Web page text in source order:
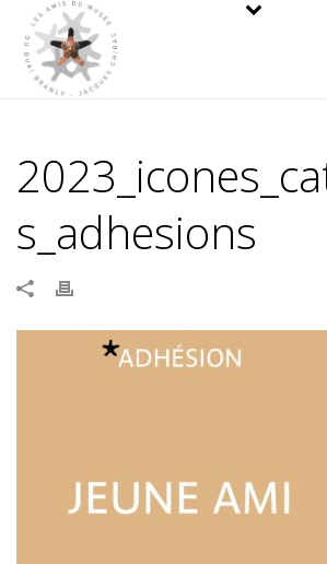
s_adhesions